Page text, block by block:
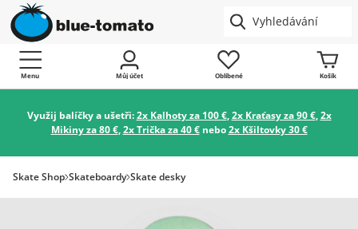
Menu Můj účet Oblíbené Košík
Využij balíčky a ušetři:2x Kalhoty za 100 €,2x Kraťasy za 90 €,2x
Mikiny za 80 €,2x Trička za 40 €nebo2x Kšiltovky 30 €
Skate Shop Skateboardy Skate desky